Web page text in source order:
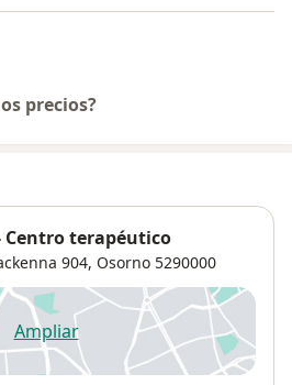
precios?
Centro terapéutico
904, Osorno 5290000
Ampliarse abre en una nueva